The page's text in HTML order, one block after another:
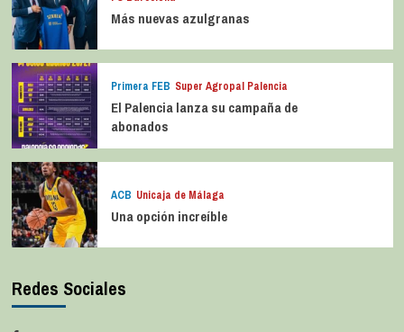
Más nuevas azulgranas
Primera FEB Super Agropal Palencia
El Palencia lanza su campaña de
abonados
ACB Unicaja de Málaga
Una opción increíble
Redes Sociales